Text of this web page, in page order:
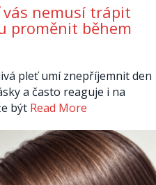
nemusí trápit
proměnit během
pleť umí znepříjemnit den
a často reaguje i na
být Read More